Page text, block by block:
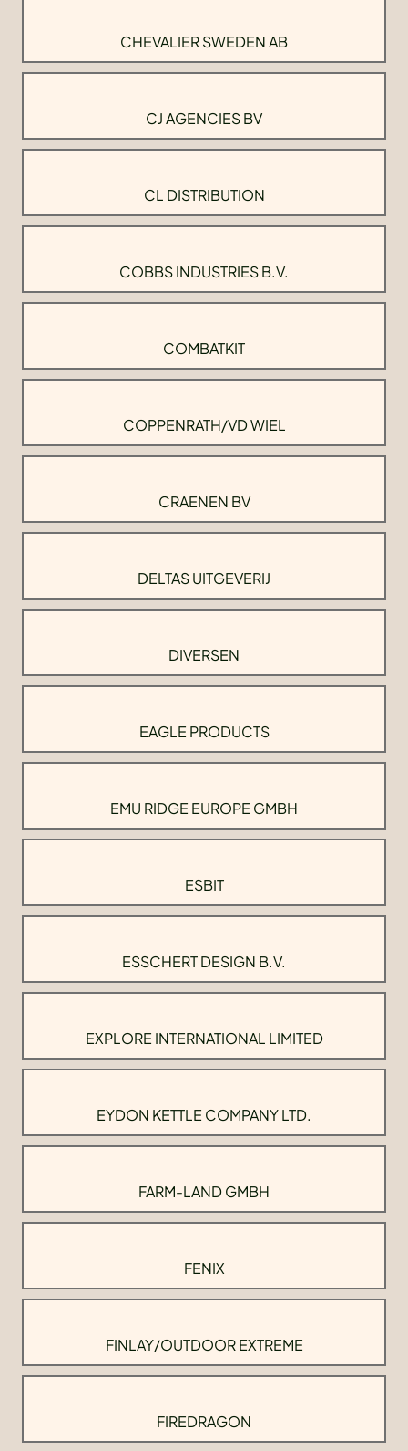
CHEVALIER SWEDEN AB
CJ AGENCIES BV
CL DISTRIBUTION
COBBS INDUSTRIES B.V.
COMBATKIT
COPPENRATH/VD WIEL
CRAENEN BV
DELTAS UITGEVERIJ
DIVERSEN
EAGLE PRODUCTS
EMU RIDGE EUROPE GMBH
ESBIT
ESSCHERT DESIGN B.V.
EXPLORE INTERNATIONAL LIMITED
EYDON KETTLE COMPANY LTD.
FARM-LAND GMBH
FENIX
FINLAY/OUTDOOR EXTREME
FIREDRAGON